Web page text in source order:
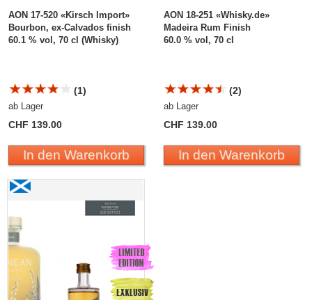
AON 17-520 «Kirsch Import»
Bourbon, ex-Calvados finish
60.1 % vol, 70 cl (Whisky)
(1)
ab Lager
CHF 139.00
In den Warenkorb
AON 18-251 «Whisky.de»
Madeira Rum Finish
60.0 % vol, 70 cl
(2)
ab Lager
CHF 139.00
In den Warenkorb